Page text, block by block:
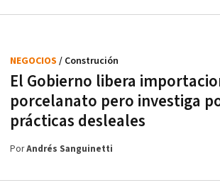
El Gobierno libera
porcelanato pero investiga
prácticas desleales
NEGOCIOS / Construción
PorAndrés Sanguinetti